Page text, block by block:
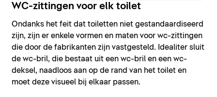
WC-zittingen voor elk toilet
Ondanks het feit dat toiletten niet gestandaardiseerd
zijn, zijn er enkele vormen en maten voor wc-zittingen
die door de fabrikanten zijn vastgesteld. Idealiter sluit
de wc-bril, die bestaat uit een wc-bril en een wc-
deksel, naadloos aan op de rand van het toilet en
moet deze visueel bij elkaar passen.